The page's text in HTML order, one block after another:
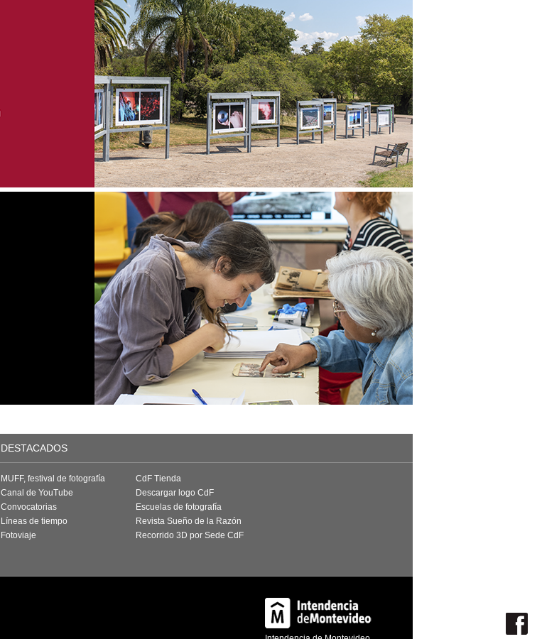
DESTACADOS
MUFF, festival de fotografía
Canal de YouTube
Convocatorias
Líneas de tiempo
Fotoviaje
CdF Tienda
Descargar logo CdF
Escuelas de fotografía
Revista Sueño de la Razón
Recorrido 3D por Sede CdF